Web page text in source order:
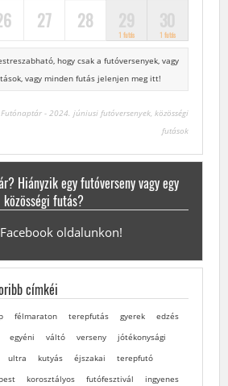
27 28
1 futás 1 futás
hogy csak a futóversenyek, vagy
vagy minden futás jelenjen meg itt!
- 2024. júniusi futóversenyek, közösségi
futások
Hiányzik egy futóverseny vagy egy
közösségi futás?
oldalunkon!
címkéi
félmaraton terepfutás gyerek
edzés
egyéni váltó verseny
jótékonysági
ultra kutyás éjszakai
terepfutó
korosztályos futófesztivál
ingyenes